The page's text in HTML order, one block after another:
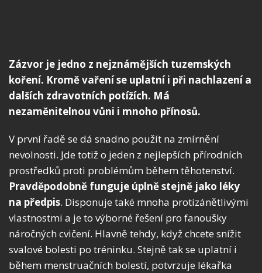
Zázvor je jedno z nejznámějších tuzemských
koření. Kromě vaření se uplatní i při nachlazení a
dalších zdravotních potížích. Má
nezaměnitelnou vůni i mnoho přínosů.
V první řadě se dá snadno použít na zmírnění
nevolnosti. Jde totiž o jeden z nejlepších přírodních
prostředků proti problémům během těhotenství.
Pravděpodobně funguje úplně stejně jako léky
na předpis. Disponuje také mnoha protizánětlivými
vlastnostmi a je to výborné řešení pro fanoušky
náročných cvičení. Hlavně tehdy, když chcete snížit
svalové bolesti po tréninku. Stejně tak se uplatní i
během menstruačních bolestí, potvrzuje lékařka